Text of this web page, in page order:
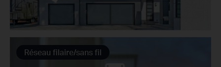
Réseau filaire/sans fil